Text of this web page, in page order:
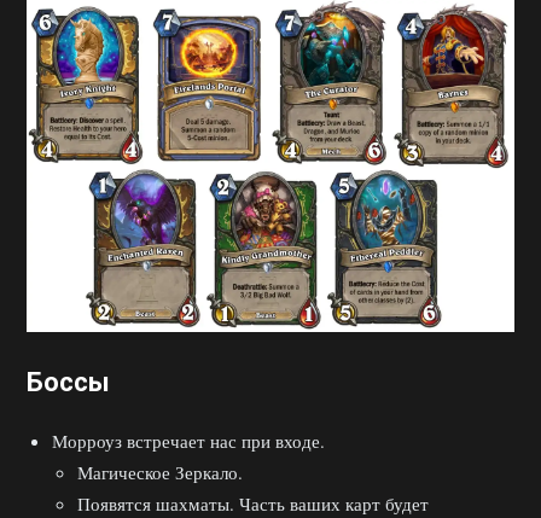
Боссы
Морроуз встречает нас при входе.
Магическое Зеркало.
Появятся шахматы. Часть ваших карт будет